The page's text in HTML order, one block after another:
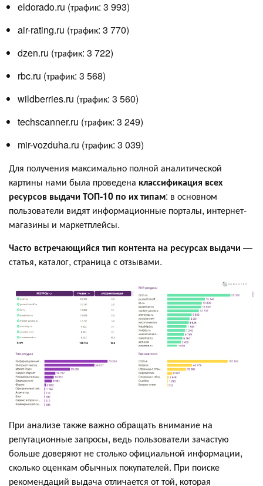
eldorado.ru (трафик: 3 993)
air-rating.ru (трафик: 3 770)
dzen.ru (трафик: 3 722)
rbc.ru (трафик: 3 568)
wildberries.ru (трафик: 3 560)
techscanner.ru (трафик: 3 249)
mir-vozduha.ru (трафик: 3 039)
Для получения максимально полной аналитической
картины нами была проведена классификация всех
ресурсов выдачи ТОП-10 по их типам: в основном
пользователи видят информационные порталы, интернет-
магазины и маркетплейсы.
Часто встречающийся тип контента на ресурсах выдачи —
статья, каталог, страница с отзывами.
При анализе также важно обращать внимание на
репутационные запросы, ведь пользователи зачастую
больше доверяют не столько официальной информации,
сколько оценкам обычных покупателей. При поиске
рекомендаций выдача отличается от той, которая